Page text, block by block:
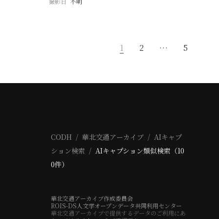
1 2 … 5
CODH 華北交通アーカイブ
AIキャプ
ション検索
AIキャプション類似検索（10
0件）
華北交通アーカイブ作成委員会
ROIS-DS人文学オープンデータ共同利用センター
華北交通アーカイブで提供するデータのご利用にあ